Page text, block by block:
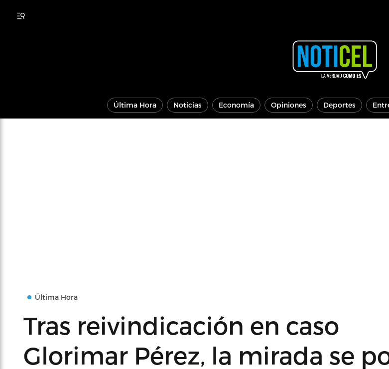
Última Hora Noticias Economía Opiniones Deportes
Última Hora
Tras reivindicación en caso
Glorimar Pérez, la mirada se